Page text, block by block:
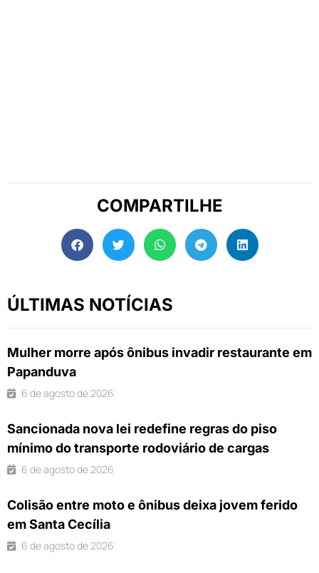
COMPARTILHE
ÚLTIMAS NOTÍCIAS
Mulher morre após ônibus invadir restaurante em
Papanduva
6 de agosto de 2026
Sancionada nova lei redefine regras do piso
mínimo do transporte rodoviário de cargas
6 de agosto de 2026
Colisão entre moto e ônibus deixa jovem ferido
em Santa Cecília
6 de agosto de 2026